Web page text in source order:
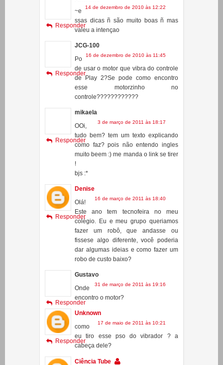
JCG-100
16 de dezembro de 2010 às 11:45
Po
de usar o motor que vibra do controle
de Play 2?Se pode como encontro
esse motorzinho no
Responder
mikaela
3 de março de 2011 às 18:17
como faz? pois não entendo ingles
muito beem :) me manda o link se tirer
bjs :*
Responder
Denise
Este ano tem tecnofeira no meu
colégio. Eu e meu grupo queriamos
fazer um robô, que andasse ou
dar algumas ideias e como fazer um
robo de custo baixo?
Responder
Gustavo
31 de março de 2011 às 19:16
Responder
eu tiro esse pso do vibrador ? a
cabeça dele?
Responder
Ciência Tube
17 de maio de 2011 às 14:52
Oi
Guilherme!
Não pode tirar a "cabeça", é esse
Responder